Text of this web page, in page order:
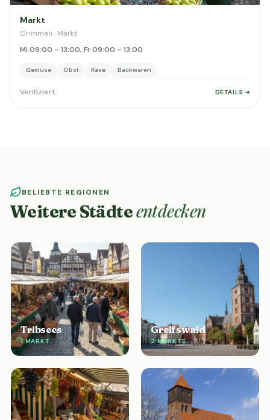
Markt
Grimmen · Markt
Mi 09:00 – 13:00, Fr 09:00 – 13:00
Gemüse Obst Käse Backwaren
Verifiziert DETAILS ➔
BELIEBTE REGIONEN
Weitere Städteentdecken
Tribsees
1 MARKT
Greifswald
2 MÄRKTE